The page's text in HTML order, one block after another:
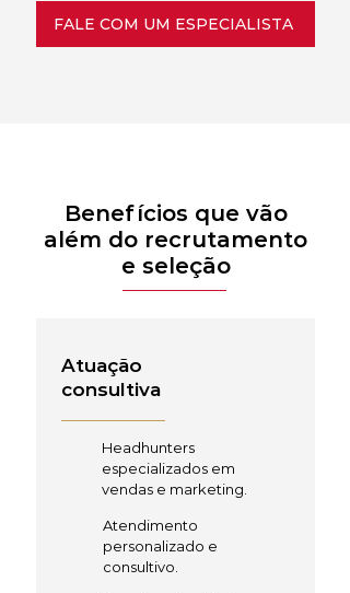
FALE COM UM ESPECIALISTA
Benefícios que vão
além do recrutamento
e seleção
Atuação
consultiva
Headhunters
especializados em
vendas e marketing.
Atendimento
personalizado e
consultivo.